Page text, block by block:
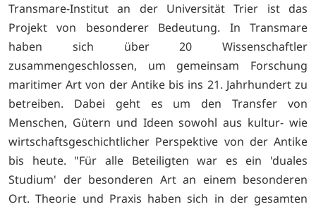
Transmare-Institut an der Universität Trier ist das
Projekt von besonderer Bedeutung. In Transmare
haben sich über 20 Wissenschaftler
zusammengeschlossen, um gemeinsam Forschung
maritimer Art von der Antike bis ins 21. Jahrhundert zu
betreiben. Dabei geht es um den Transfer von
Menschen, Gütern und Ideen sowohl aus kultur- wie
wirtschaftsgeschichtlicher Perspektive von der Antike
bis heute. "Für alle Beteiligten war es ein 'duales
Studium' der besonderen Art an einem besonderen
Ort. Theorie und Praxis haben sich in der gesamten